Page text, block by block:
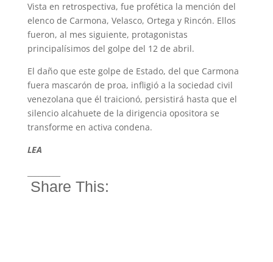
Vista en retrospectiva, fue profética la mención del
elenco de Carmona, Velasco, Ortega y Rincón. Ellos
fueron, al mes siguiente, protagonistas
principalísimos del golpe del 12 de abril.
El daño que este golpe de Estado, del que Carmona
fuera mascarón de proa, infligió a la sociedad civil
venezolana que él traicionó, persistirá hasta que el
silencio alcahuete de la dirigencia opositora se
transforme en activa condena.
LEA
Share This: